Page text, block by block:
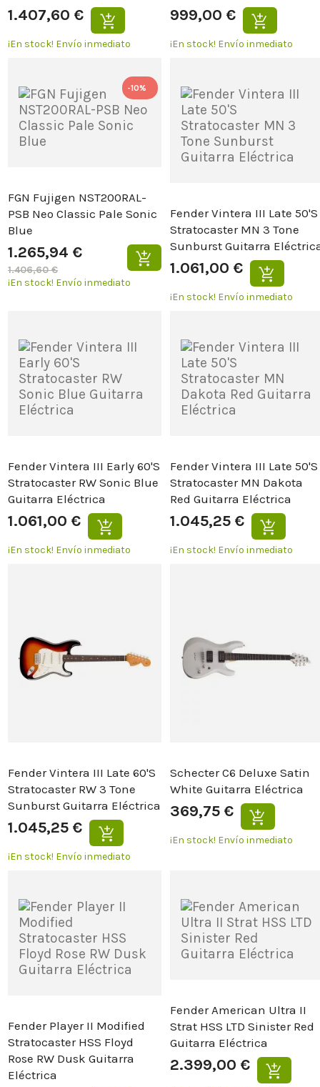
1.407,60 €
¡En stock! Envío inmediato
999,00 €
¡En stock! Envío inmediato
FGN Fujigen NST200RAL-
PSB Neo Classic Pale Sonic
Blue
1.265,94 €
1.406,60 €
-10%
¡En stock! Envío inmediato
Fender Vintera III Late 50'S
Stratocaster MN 3 Tone
Sunburst Guitarra
1.061,00 €
¡En stock! Envío inmediato
Fender Vintera III Early 60'S
Stratocaster RW Sonic Blue
Guitarra Eléctrica
1.061,00 €
¡En stock! Envío inmediato
Fender Vintera III Late 50'S
Stratocaster MN Dakota
Red Guitarra Eléctrica
1.045,25 €
¡En stock! Envío inmediato
Fender Vintera III Late 60'S
Stratocaster RW 3 Tone
Sunburst Guitarra Eléctrica
1.045,25 €
¡En stock! Envío inmediato
Schecter C6 Deluxe Satin
White Guitarra Eléctrica
369,75 €
¡En stock! Envío inmediato
Fender Player II Modified
Stratocaster HSS Floyd
Rose RW Dusk Guitarra
Eléctrica
Fender American Ultra II
Strat HSS LTD Sinister Red
Guitarra Eléctrica
2.399,00 €